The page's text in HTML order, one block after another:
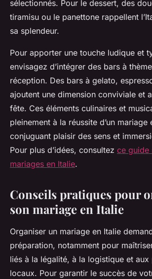
sélectionnés. Pour le dessert, des
tiramisu ou le panettone rappellent
sa splendeur.
Pour apporter une touche ludique et
envisagez d’intégrer des bars à
réception. Des bars à gelato,
ajoutent une dimension conviviale et
fête. Ces éléments culinaires et
pleinement à la réussite d’un mariage
conjuguant plaisir des sens et
Pour plus d’idées, consultez ce guide
mariages en Italie.
Conseils pratiques pour
son mariage en Italie
Organiser un mariage en Italie
préparation, notamment pour
liés à la légalité, à la logistique et aux
locaux. Pour garantir le succès de